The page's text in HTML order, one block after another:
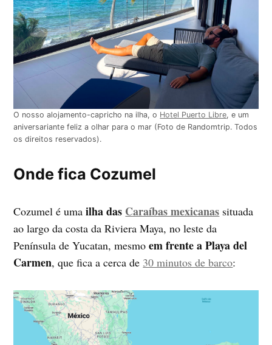
O nosso alojamento-capricho na ilha, o Hotel Puerto Libre, e um
aniversariante feliz a olhar para o mar (Foto de Randomtrip. Todos
os direitos reservados).
Onde fica Cozumel
Cozumel é umailha das Caraíbas mexicanas situada
ao largo da costa da Riviera Maya, no leste da
Península de Yucatan, mesmoem frente a Playa del
Carmen, que fica a cerca de 30 minutos de barco: